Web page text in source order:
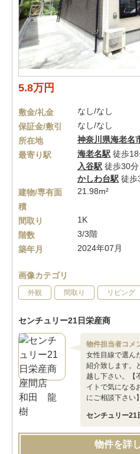
5.8万円
敷金/礼金
なし/なし
保証金/敷引
なし/なし
所在地
神奈川県海老名
最寄り駅
海老名駅 徒歩
入谷駅 徒歩30分
かしわ台駅 徒歩
建物/専有面
積
21.98m²
間取り
1K
階数
3/3階
築年月
2024年07月
画像カテゴリ
外観 間取り リビング
センチュリー21日栄産商
物件担当者コメ
女性目線で選ん
紹介致します。
越し下さい。【
イトで気になる
にご相談下さい】
センチュリー
物件を詳